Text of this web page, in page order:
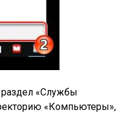
раздел «Службы
«Компьютеры»,